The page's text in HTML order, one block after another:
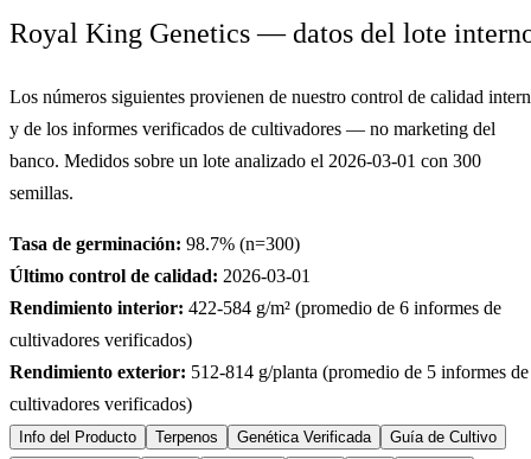
Royal King Genetics — datos del lote
Los números siguientes provienen de nuestro control de calidad
y de los informes verificados de cultivadores — no marketing del
banco. Medidos sobre un lote analizado el 2026-03-01 con 300
semillas.
Tasa de germinación: 98.7% (n=300)
Último control de calidad: 2026-03-01
Rendimiento interior: 422-584 g/m² (promedio de 6 informes de
cultivadores verificados)
Rendimiento exterior: 512-814 g/planta (promedio de 5 informes de
cultivadores verificados)
Info del Producto Terpenos Genética Verificada
Guía de Cultivo